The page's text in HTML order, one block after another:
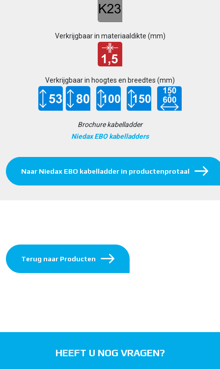
Verkrijgbaar in materiaaldikte (mm)
Verkrijgbaar in hoogtes en breedtes (mm)
Brochure kabelladder
Niedax EBO kabelladders
Naar Niedax EBO kabelladder in productenprotaal
Terug naar Producten
HEEFT U NOG VRAGEN?